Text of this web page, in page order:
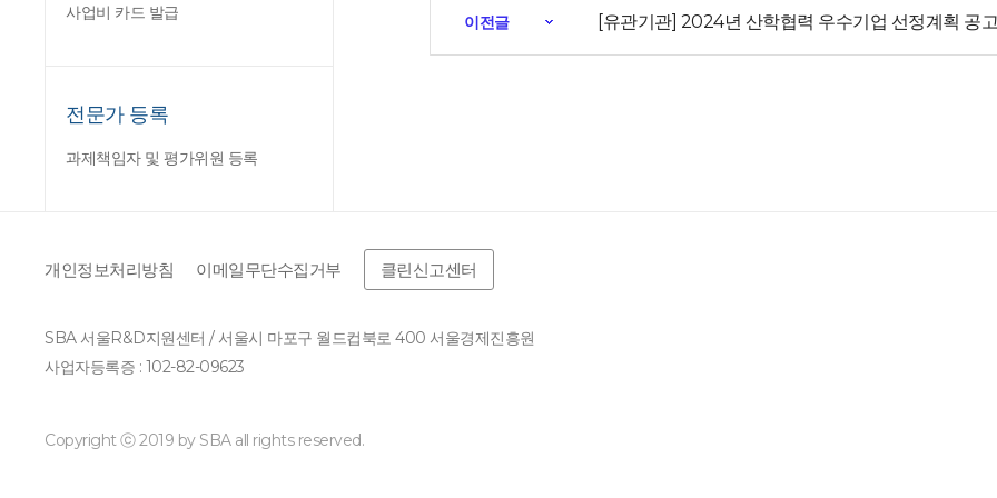
사업비 카드 발급
전문가 등록
과제책임자 및 평가위원 등록
이전글 [유관기관] 2024년 산학협력 우수기업 선정계획 공
개인정보처리방침 이메일무단수집거부 클린신고센터
SBA 서울R&D지원센터 / 서울시 마포구 월드컵북로 400 서울경제진흥원
사업자등록증 : 102-82-09623
Copyright ⓒ 2019 by SBA all rights reserved.